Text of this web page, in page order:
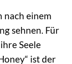
nach einem
sehnen. Für
Seele
ist der